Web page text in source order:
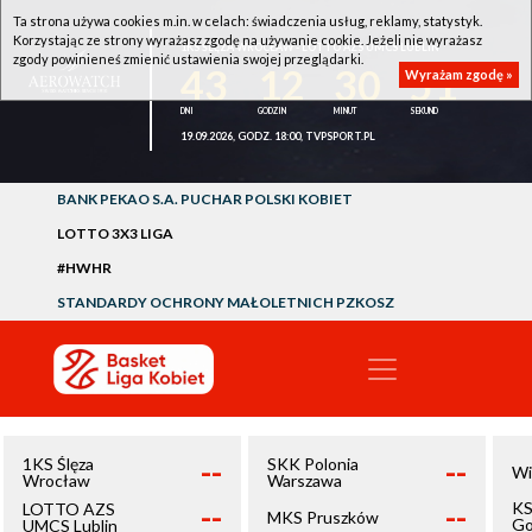
1KS ŚLĘZA WROCŁAW - LOTTO AZS UMCS LUBLIN
51
19.09.2026, GODZ. 18:00, TVPSPORT.PL
BANK PEKAO S.A. PUCHAR POLSKI KOBIET
LOTTO 3X3 LIGA
#HWHR
STANDARDY OCHRONY MAŁOLETNICH PZKOSZ
1KS Ślęza
Wrocław
--
LOTTO AZS
UMCS Lublin
--
SKK Polonia
Warszawa
--
MKS Pruszków --
Ta strona używa cookies m.in. w celach: świadczenia usług, reklamy, statystyk.
Korzystając ze strony wyrażasz zgodę na używanie cookie. Jeżeli nie wyrażasz
zgody powinieneś zmienić ustawienia swojej przeglądarki.
Wyrażam zgodę »